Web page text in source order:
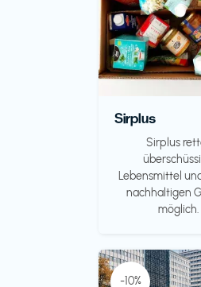
Sirplus
Sirplus
Lebensmittel
nachhaltigen
möglich.
-10%